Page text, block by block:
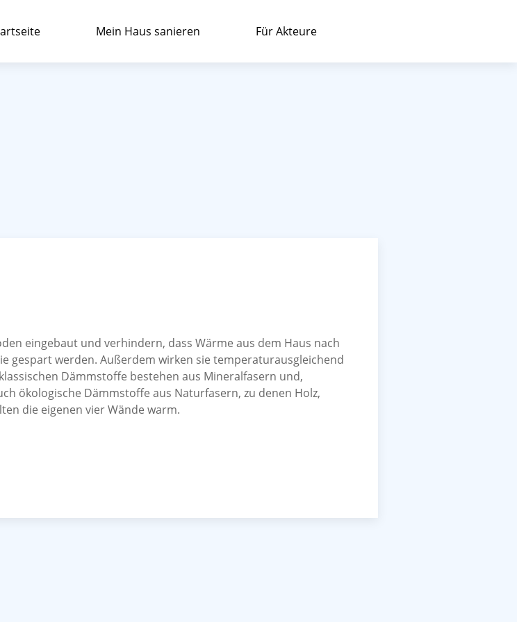
Mein Haus sanieren Für Akteure
eingebaut und verhindern, dass Wärme aus dem Haus nach
gespart werden. Außerdem wirken sie temperaturausgleichend
Dämmstoffe bestehen aus Mineralfasern und,
ökologische Dämmstoffe aus Naturfasern, zu denen Holz,
die eigenen vier Wände warm.